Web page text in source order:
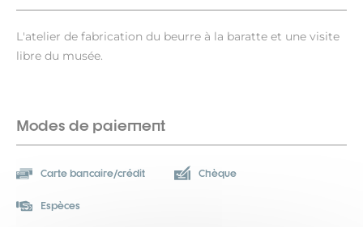
L'atelier de fabrication du beurre à la baratte et une visite
libre du musée.
Modes de paiement
Carte bancaire/crédit Chèque
Espèces